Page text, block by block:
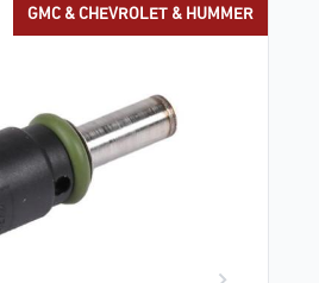
GMC & CHEVROLET & HUMMER